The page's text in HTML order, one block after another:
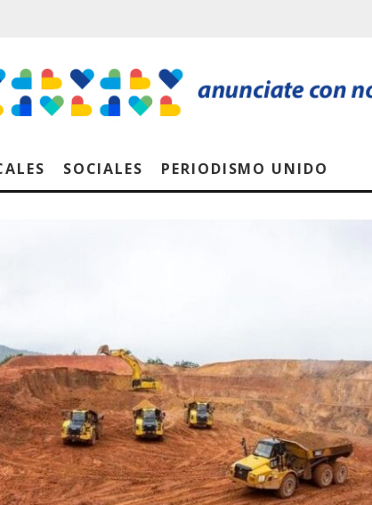
SOCIALES PERIODISMO UNIDO